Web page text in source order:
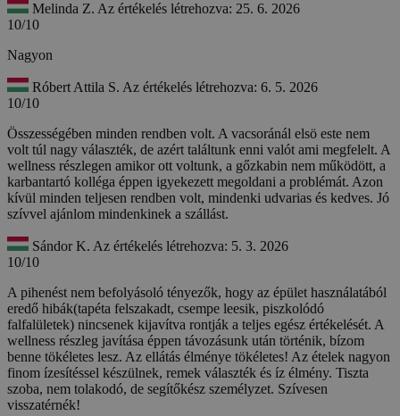
Melinda Z. Az értékelés létrehozva: 25. 6. 2026
10/10
Nagyon
Róbert Attila S. Az értékelés létrehozva: 6. 5. 2026
10/10
Összességében minden rendben volt. A vacsoránál elsö este nem
volt túl nagy választék, de azért találtunk enni valót ami megfelelt. A
wellness részlegen amikor ott voltunk, a gőzkabin nem működött, a
karbantartó kolléga éppen igyekezett megoldani a problémát. Azon
kívül minden teljesen rendben volt, mindenki udvarias és kedves. Jó
szívvel ajánlom mindenkinek a szállást.
Sándor K. Az értékelés létrehozva: 5. 3. 2026
10/10
A pihenést nem befolyásoló tényezők, hogy az épület használatából
eredő hibák(tapéta felszakadt, csempe leesik, piszkolódó
falfalületek) nincsenek kijavítva rontják a teljes egész értékelését. A
wellness részleg javítása éppen távozásunk után történik, bízom
benne tökéletes lesz. Az ellátás élménye tökéletes! Az ételek nagyon
finom ízesítéssel készülnek, remek választék és íz élmény. Tiszta
szoba, nem tolakodó, de segítőkész személyzet. Szívesen
visszatérnék!